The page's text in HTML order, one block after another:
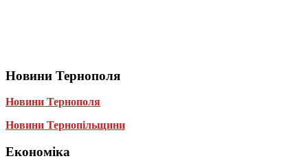
Новини Тернополя
Новини Тернополя
Новини Тернопільщини
Економіка